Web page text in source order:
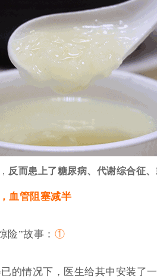
反而患上了糖尿病、代谢综合征
血管阻塞减半
险”故事： ①
已的情况下，医生给其中安装了一